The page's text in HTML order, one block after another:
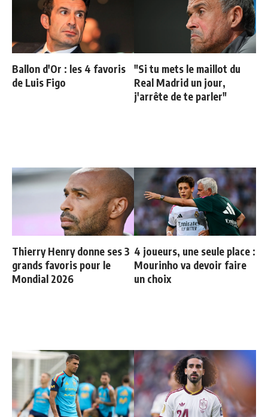
Ballon d'Or : les 4 favoris
de Luis Figo
"Si tu mets le maillot du
Real Madrid un jour,
j'arrête de te parler"
Thierry Henry donne ses 3
grands favoris pour le
Mondial 2026
4 joueurs, une seule place :
Mourinho va devoir faire
un choix